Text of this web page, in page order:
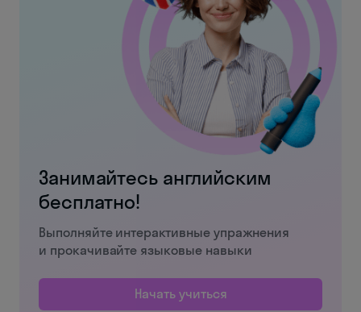
Занимайтесь английским
бесплатно!
Выполняйте интерактивные упражнения
и прокачивайте языковые навыки
Начать учиться